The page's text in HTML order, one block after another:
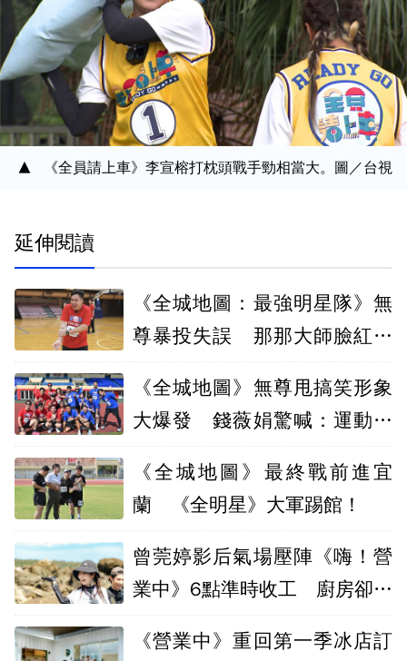
《全員請上車》李宣榕打枕頭戰手勁相當大。圖／台視
延伸閱讀
《全城地圖：最強明星隊》無
尊暴投失誤 那那大師臉紅成
《全城地圖》無尊甩搞笑形象
大爆發 錢薇娟驚喊：運動員
《全城地圖》最終戰前進宜
蘭 《全明星》大軍踢館！
曾莞婷影后氣場壓陣《嗨！營
業中》6點準時收工 廚房卻翻
《營業中》重回第一季冰店訂